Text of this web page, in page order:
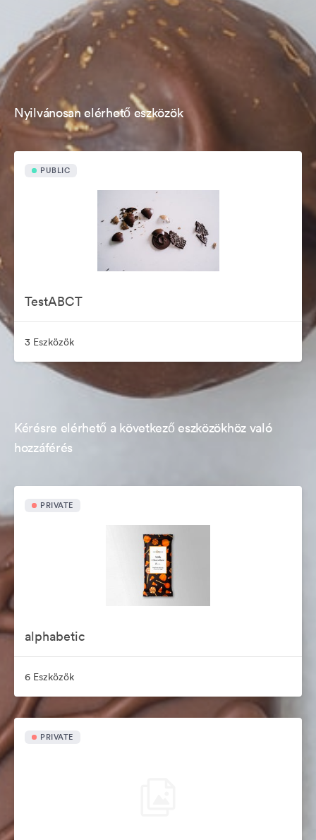
Nyilvánosan elérhető eszközök
PUBLIC
TestABCT
3 Eszközök
Kérésre elérhető a következő eszközökhöz való
hozzáférés
PRIVATE
alphabetic
6 Eszközök
PRIVATE